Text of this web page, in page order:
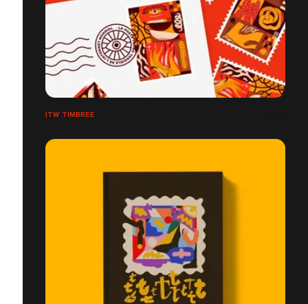
ITW TIMBRÉE